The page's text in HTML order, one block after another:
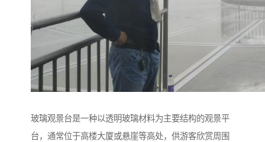
玻璃观景台是一种以透明玻璃材料为主要结构的观景平
台，通常位于高楼大厦或悬崖等高处，供游客欣赏周围